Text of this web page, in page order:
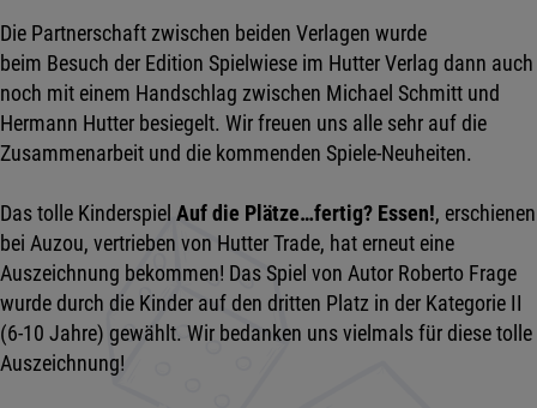
Die Partnerschaft zwischen beiden Verlagen wurde
beim Besuch der Edition Spielwiese im Hutter Verlag dann auch
noch mit einem Handschlag zwischen Michael Schmitt und
Hermann Hutter besiegelt. Wir freuen uns alle sehr auf die
Zusammenarbeit und die kommenden Spiele-Neuheiten.
Das tolle Kinderspiel Auf die Plätze…fertig? Essen!, erschienen
bei Auzou, vertrieben von Hutter Trade, hat erneut eine
Auszeichnung bekommen! Das Spiel von Autor Roberto Frage
wurde durch die Kinder auf den dritten Platz in der Kategorie II
(6-10 Jahre) gewählt. Wir bedanken uns vielmals für diese tolle
Auszeichnung!